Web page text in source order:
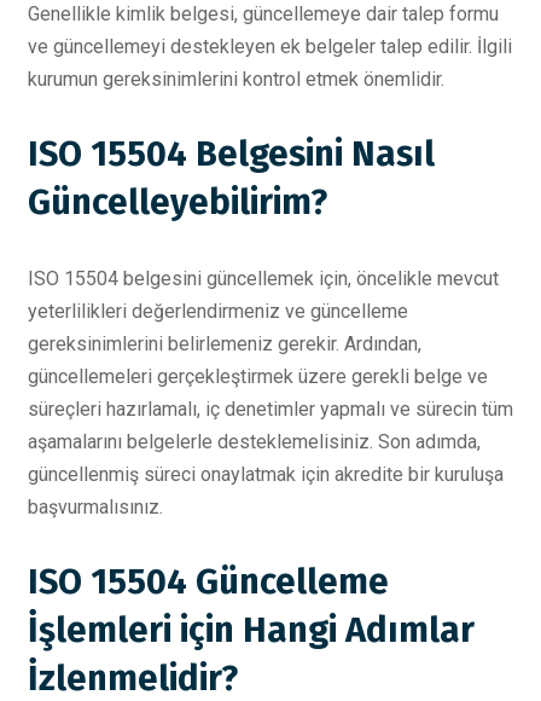
Genellikle kimlik belgesi, güncellemeye dair talep formu
ve güncellemeyi destekleyen ek belgeler talep edilir. İlgili
kurumun gereksinimlerini kontrol etmek önemlidir.
ISO 15504 Belgesini Nasıl
Güncelleyebilirim?
ISO 15504 belgesini güncellemek için, öncelikle mevcut
yeterlilikleri değerlendirmeniz ve güncelleme
gereksinimlerini belirlemeniz gerekir. Ardından,
güncellemeleri gerçekleştirmek üzere gerekli belge ve
süreçleri hazırlamalı, iç denetimler yapmalı ve sürecin tüm
aşamalarını belgelerle desteklemelisiniz. Son adımda,
güncellenmiş süreci onaylatmak için akredite bir kuruluşa
başvurmalısınız.
ISO 15504 Güncelleme
İşlemleri için Hangi Adımlar
İzlenmelidir?